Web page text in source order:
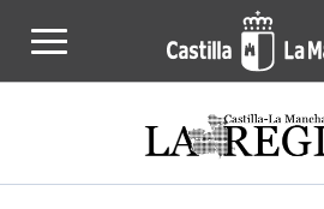
Actualidad de la